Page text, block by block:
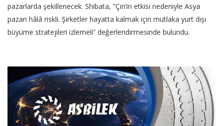
pazarlarda şekillenecek. Shibata, “Çin’in etkisi nedeniyle Asya
pazarı hâlâ riskli. Şirketler hayatta kalmak için mutlaka yurt dışı
büyüme stratejileri izlemeli” değerlendirmesinde bulundu.